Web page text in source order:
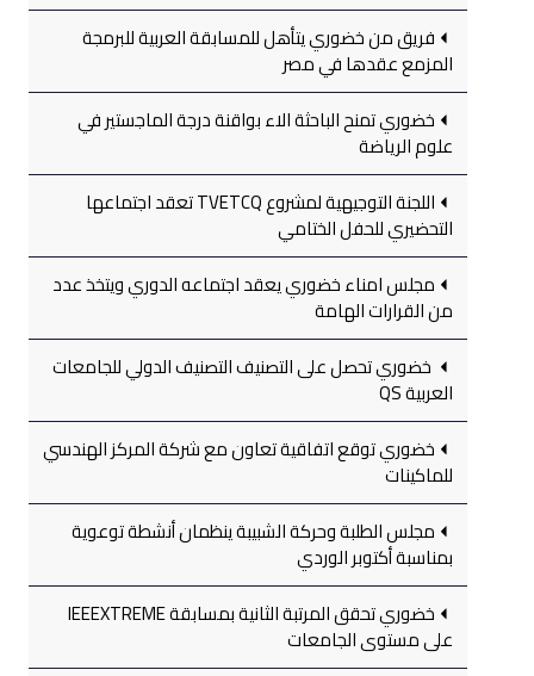
فريق من خضوري يتأهل للمسابقة العربية للبرمجة
المزمع عقدها في مصر
خضوري تمنح الباحثة الاء بواقنة درجة الماجستير في
علوم الرياضة
اللجنة التوجيهية لمشروع TVETCQ تعقد اجتماعها
التحضيري للحفل الختامي
مجلس امناء خضوري يعقد اجتماعه الدوري ويتخذ عدد
من القرارات الهامة
خضوري تحصل على التصنيف التصنيف الدولي للجامعات
العربية QS
خضوري توقع اتفاقية تعاون مع شركة المركز الهندسي
للماكينات
مجلس الطلبة وحركة الشبيبة ينظمان أنشطة توعوية
بمناسبة أكتوبر الوردي
خضوري تحقق المرتبة الثانية بمسابقة IEEEXTREME
على مستوى الجامعات